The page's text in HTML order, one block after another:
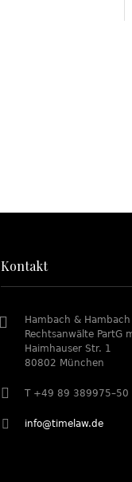
Kontakt
Hambach & Hambach
Rechtsanwälte PartG
Haimhauser Str. 1
80802 München
T +49 89 389975–50
info@timelaw.de